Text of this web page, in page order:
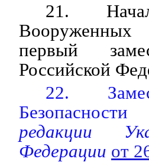
21.
первый
Российской
22.
редакции
Федерации от